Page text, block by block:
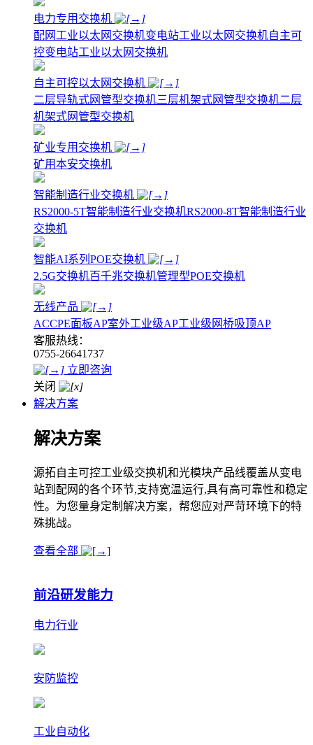
电力专用交换机
配网工业以太网交换机变电站工业以太网交换机自主可
控变电站工业以太网交换机
自主可控以太网交换机
二层导轨式网管型交换机三层机架式网管型交换机二层
机架式网管型交换机
矿业专用交换机
矿用本安交换机
智能制造行业交换机
RS2000-5T智能制造行业交换机RS2000-8T智能制造行业
交换机
智能AI系列POE交换机
2.5G交换机百千兆交换机管理型POE交换机
无线产品
ACCPE面板AP室外工业级AP工业级网桥吸顶AP
客服热线：
0755-26641737
立即咨询
关闭
解决方案
解决方案
源拓自主可控工业级交换机和光模块产品线覆盖从变电
站到配网的各个环节,支持宽温运行,具有高可靠性和稳定
性。为您量身定制解决方案，帮您应对严苛环境下的特
殊挑战。
查看全部
前沿研发能力
电力行业
安防监控
工业自动化